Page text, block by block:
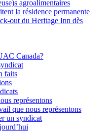
agroalimentaires
la résidence permanente
out du Heritage Inn dès
Canada?
faits
représentons
que nous représentons
un syndicat